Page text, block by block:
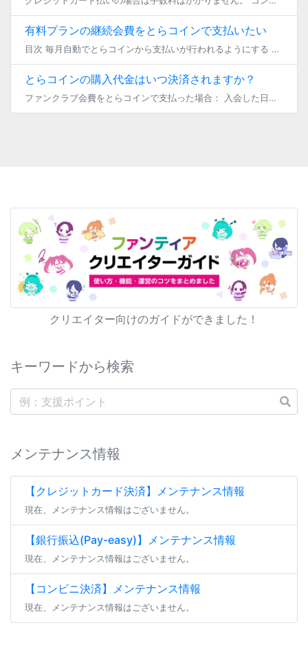
有料プランの継続会費をとらコインで支払いたい
目次 毎月自動でとらコインから支払いが行われるようにする 一時的にとらコインでのプラン継続支払いを行う 毎月自動でとらコインから支払いが行われるようにする 有料プランの継続会費をとらコインでお支払い頂く場合、事前にとらコ […]
とらコインの購入代金はいつ決済されますか？
ファンクラブ会費をとらコインで支払った場合： 入会した日に当月分のファンクラブ会費に相当する代金がクレジット決済されます。 ファンクラブ加入後は、お支払い方法ページの「プラン継続支払いに、とらコインを利用する」がオンにな […]
クリエイター向けのガイドができました！
キーワードから検索
メンテナンス情報
【クレジットカード決済】メンテナンス情報
現在、メンテナンス情報はございません。
【銀行振込(Pay-easy)】メンテナンス情報
現在、メンテナンス情報はございません。
【コンビニ決済】メンテナンス情報
現在、メンテナンス情報はございません。